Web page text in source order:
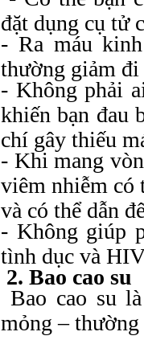
đặt dụng cụ tử
- Ra máu
thường giảm đi
- Không phải
khiến bạn đau
chí gây thiếu
- Khi mang
viêm nhiễm có
và có thể dẫn
- Không giúp
tình dục và
2. Bao cao su
Bao cao su
mỏng – thường